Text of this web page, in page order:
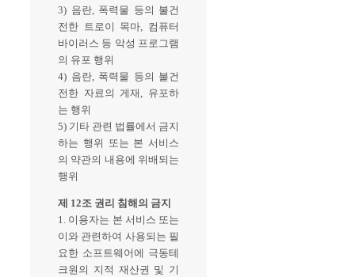
3) 음란, 폭력물 등의 불건
전한 트로이 목마, 컴퓨터
바이러스 등 악성 프로그램
의 유포 행위
4) 음란, 폭력물 등의 불건
전한 자료의 게재, 유포하
는 행위
5) 기타 관련 법률에서 금지
하는 행위 또는 본 서비스
의 약관의 내용에 위배되는
행위
제 12조 권리 침해의 금지
1. 이용자는 본 서비스 또는
이와 관련하여 사용되는 필
요한 소프트웨어에 극동테
크원의 지적 재산권 및 기